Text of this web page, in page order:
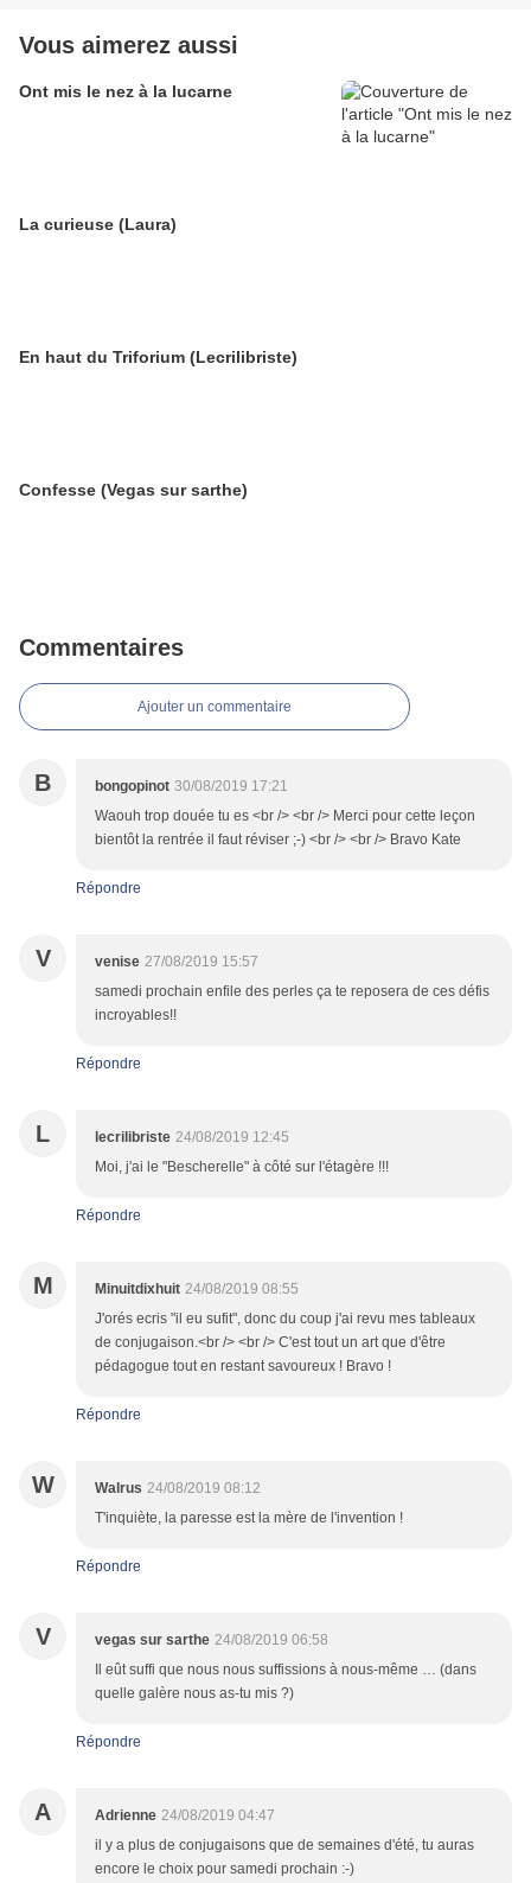
Vous aimerez aussi
Ont mis le nez à la lucarne
La curieuse (Laura)
En haut du Triforium (Lecrilibriste)
Confesse (Vegas sur sarthe)
Commentaires
Ajouter un commentaire
B bongopinot 30/08/2019 17:21
Waouh trop douée tu es <br /> <br /> Merci pour cette leçon
bientôt la rentrée il faut réviser ;-) <br /> <br /> Bravo Kate
Répondre
V venise 27/08/2019 15:57
samedi prochain enfile des perles ça te reposera de ces défis
incroyables!!
Répondre
L lecrilibriste 24/08/2019 12:45
Moi, j'ai le "Bescherelle" à côté sur l'étagère !!!
Répondre
M Minuitdixhuit 24/08/2019 08:55
J'orés ecris "il eu sufit", donc du coup j'ai revu mes tableaux
de conjugaison.<br /> <br /> C'est tout un art que d'être
pédagogue tout en restant savoureux ! Bravo !
Répondre
W Walrus 24/08/2019 08:12
T'inquiète, la paresse est la mère de l'invention !
Répondre
V vegas sur sarthe 24/08/2019 06:58
Il eût suffi que nous nous suffissions à nous-même … (dans
quelle galère nous as-tu mis ?)
Répondre
A Adrienne 24/08/2019 04:47
il y a plus de conjugaisons que de semaines d'été, tu auras
encore le choix pour samedi prochain :-)